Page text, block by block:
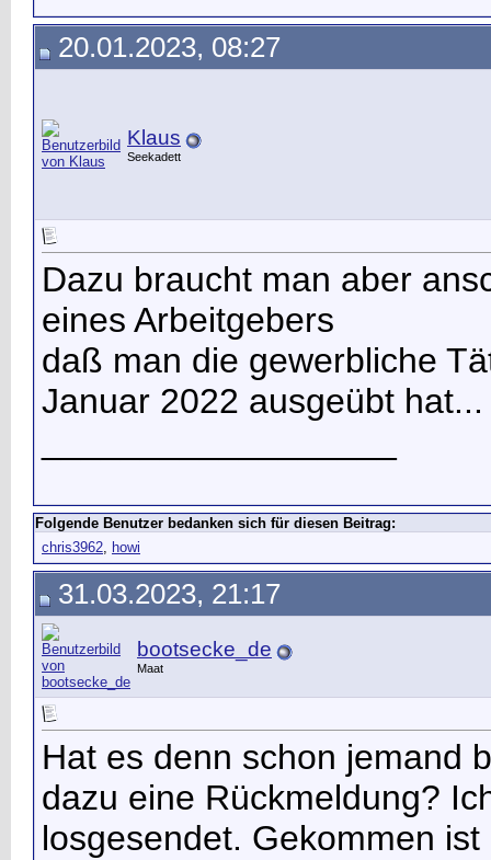
20.01.2023, 08:27
Klaus
Seekadett
Dazu braucht man aber
eines Arbeitgebers
daß man die gewerbliche
Januar 2022 ausgeübt hat...
Folgende Benutzer bedanken sich für diesen Beitrag:
chris3962, howi
31.03.2023, 21:17
bootsecke_de
Maat
Hat es denn schon jemand
dazu eine Rückmeldung?
losgesendet. Gekommen